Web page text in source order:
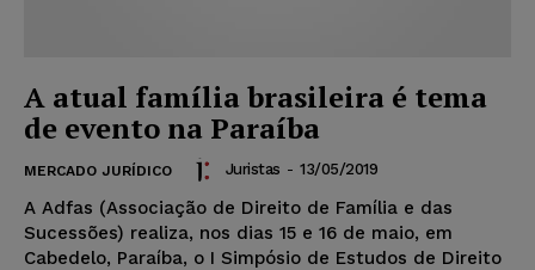
A atual família brasileira é tema
de evento na Paraíba
MERCADO JURÍDICO Juristas - 13/05/2019
A Adfas (Associação de Direito de Família e das
Sucessões) realiza, nos dias 15 e 16 de maio, em
Cabedelo, Paraíba, o I Simpósio de Estudos de Direito